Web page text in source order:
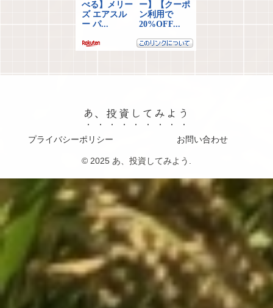
あ、投資してみよう
プライバシーポリシー お問い合わせ
© 2025 あ、投資してみよう.